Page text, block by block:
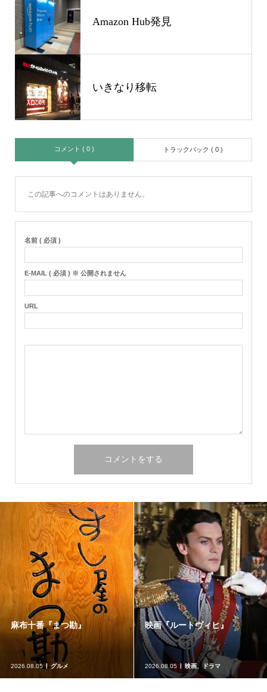
Amazon Hub発見
いきなり移転
コメント ( 0 ) トラックバック ( 0 )
この記事へのコメントはありません。
名前 ( 必須 )
E-MAIL ( 必須 ) ※ 公開されません
URL
麻布十番『まつ勘』
2026.08.05 グルメ
映画『ルートヴィヒ』
2026.08.05 映画、ドラマ